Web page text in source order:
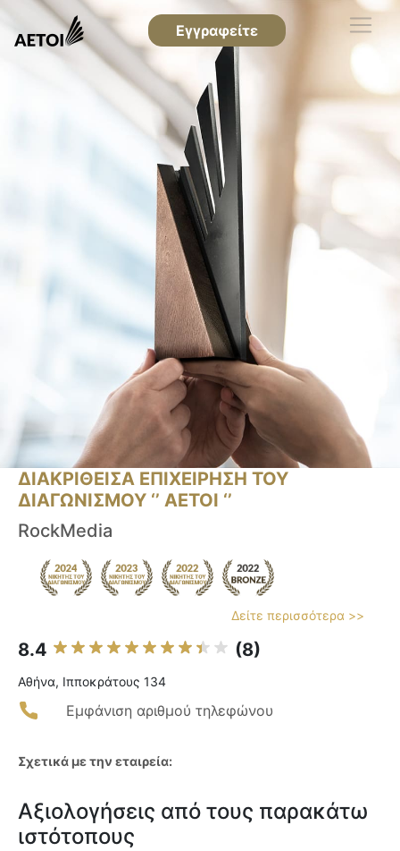
Εγγραφείτε
ΔΙΑΚΡΙΘΕΙΣΑ ΕΠΙΧΕΙΡΗΣΗ ΤΟΥ
ΔΙΑΓΩΝΙΣΜΟΥ ‘’ ΑΕΤΟΙ ‘’
RockMedia
Δείτε περισσότερα >>
8.4 (8)
Αθήνα, Ιπποκράτους 134
Εμφάνιση αριθμού τηλεφώνου
Σχετικά με την εταιρεία:
Αξιολογήσεις από τους παρακάτω
ιστότοπους